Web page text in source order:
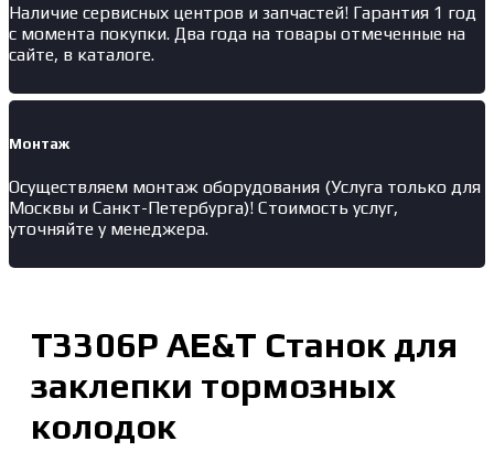
Наличие сервисных центров и запчастей! Гарантия 1 год
с момента покупки. Два года на товары отмеченные на
сайте, в каталоге.
Монтаж
Осуществляем монтаж оборудования (Услуга только для
Москвы и Санкт-Петербурга)! Стоимость услуг,
уточняйте у менеджера.
T3306P AE&T Станок для
заклепки тормозных
колодок